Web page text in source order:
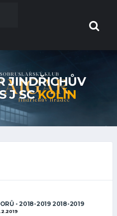
JINDŘICHŮV
J SCKOLÍN
- 2018-2019 2018-2019